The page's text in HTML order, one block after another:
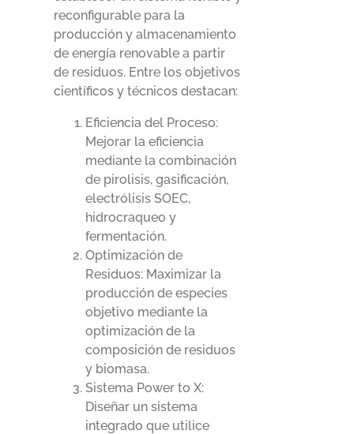
reconfigurable para la
producción y almacenamiento
de energía renovable a partir
de residuos. Entre los objetivos
científicos y técnicos destacan:
Eficiencia del Proceso:
Mejorar la eficiencia
mediante la combinación
de pirolisis, gasificación,
electrólisis SOEC,
hidrocraqueo y
fermentación.
Optimización de
Residuos: Maximizar la
producción de especies
objetivo mediante la
optimización de la
composición de residuos
y biomasa.
Sistema Power to X:
Diseñar un sistema
integrado que utilice